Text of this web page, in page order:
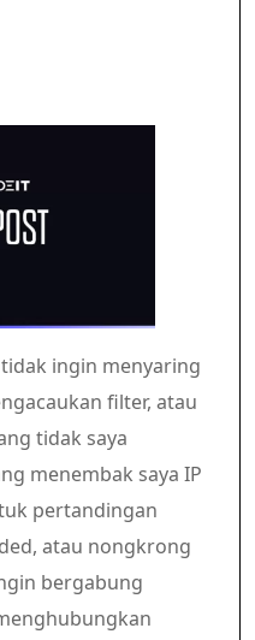
ingin menyaring
filter, atau
tidak saya
menembak saya IP
pertandingan
atau nongkrong
bergabung